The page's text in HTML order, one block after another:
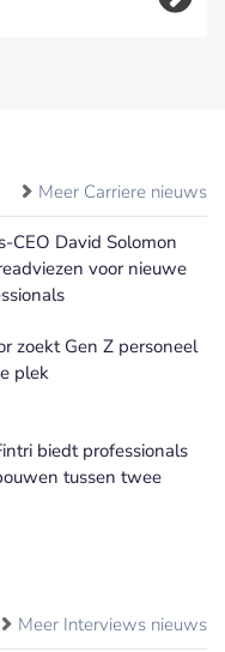
Meer Carriere nieuws
CEO David Solomon
voor nieuwe
zoekt Gen Z personeel
plek
biedt professionals
tussen twee
Meer Interviews nieuws